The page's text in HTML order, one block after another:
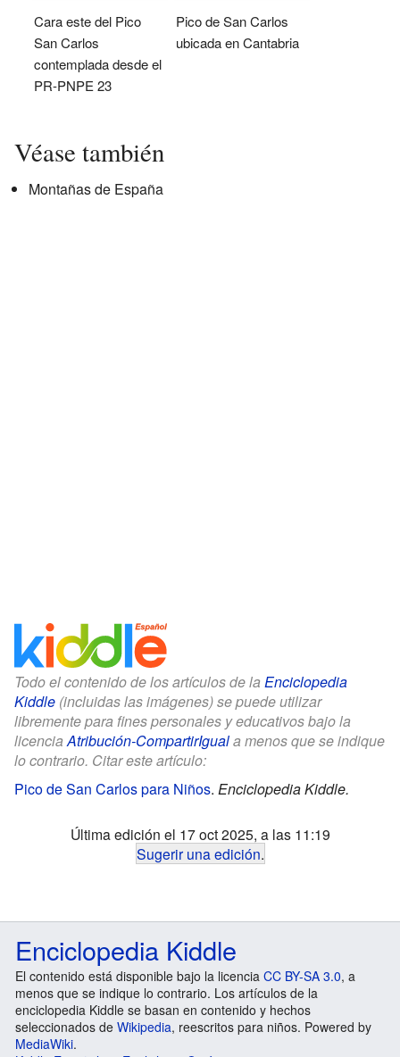
Cara este del Pico
San Carlos
contemplada desde el
PR-PNPE 23
Pico de San Carlos
ubicada en Cantabria
Véase también
Montañas de España
Todo el contenido de los artículos de la Enciclopedia
Kiddle (incluidas las imágenes) se puede utilizar
libremente para fines personales y educativos bajo la
licenciaAtribución-CompartirIguala menos que se indique
lo contrario. Citar este artículo:
Pico de San Carlos para Niños. Enciclopedia Kiddle.
Última edición el 17 oct 2025, a las 11:19
Sugerir una edición.
Enciclopedia Kiddle
El contenido está disponible bajo la licencia CC BY-SA 3.0, a
menos que se indique lo contrario. Los artículos de la
enciclopedia Kiddle se basan en contenido y hechos
seleccionados de Wikipedia, reescritos para niños. Powered by
MediaWiki.